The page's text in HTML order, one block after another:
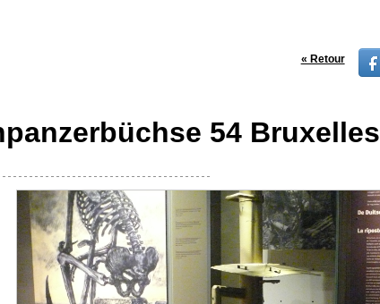
« Retour
54 Bruxelles